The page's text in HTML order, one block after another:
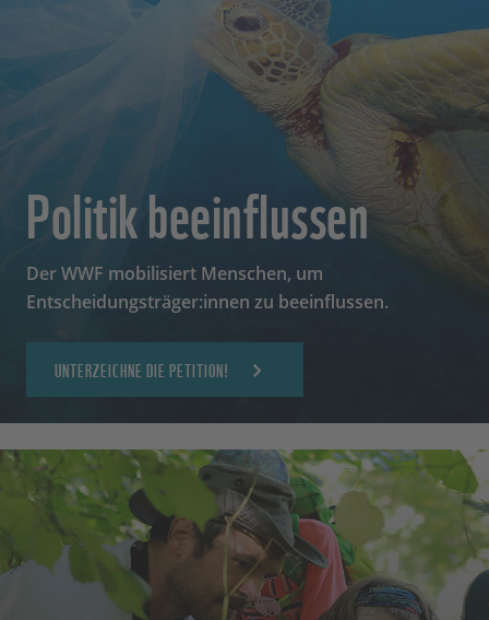
Politik beeinflussen
Der WWF mobilisiert Menschen, um
Entscheidungsträger:innen zu beeinflussen.
UNTERZEICHNE DIE PETITION!